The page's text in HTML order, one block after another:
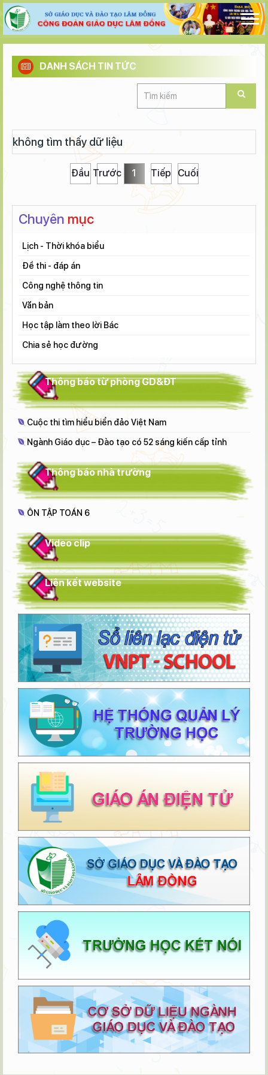
DANH SÁCH TIN TỨC
không tìm thấy dữ liệu
Đầu Trước 1 Tiếp Cuối
Chuyên mục
Lịch - Thời khóa biểu
Đề thi - đáp án
Công nghệ thông tin
Văn bản
Học tập làm theo lời Bác
Chia sẻ học đường
Thông báo từ phòng GD&ĐT
Cuộc thi tìm hiểu biển đảo Việt Nam
Ngành Giáo dục – Đào tạo có 52 sáng kiến cấp tỉnh
Thông báo nhà trường
ÔN TẬP TOÁN 6
Video clip
Liên kết website